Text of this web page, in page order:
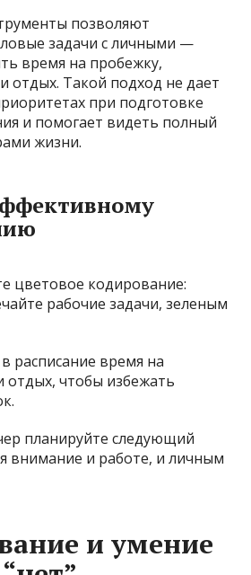
позволяют
задачи с личными —
время на пробежку,
отдых. Такой подход не дает
при подготовке
и помогает видеть полный
жизни.
цветовое кодирование:
рабочие задачи, зеленым
расписание время на
отдых, чтобы избежать
планируйте следующий
внимание и работе, и личным
и умение